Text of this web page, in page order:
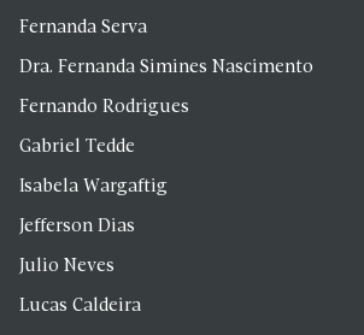
Fernanda Serva
Dra. Fernanda Simines Nascimento
Fernando Rodrigues
Gabriel Tedde
Isabela Wargaftig
Jefferson Dias
Julio Neves
Lucas Caldeira